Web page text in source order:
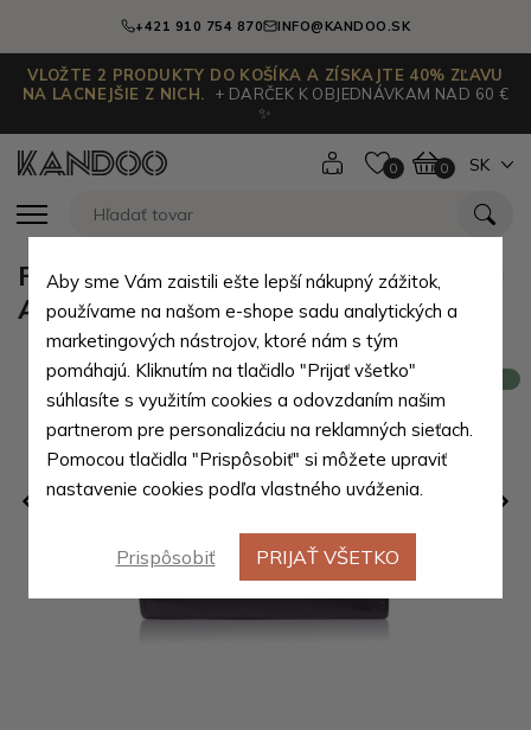
+421 910 754 870 INFO@KANDOO.SK
VLOŽTE 2 PRODUKTY DO KOŠÍKA A ZÍSKAJTE 40% ZĽAVU
NA LACNEJŠIE Z NICH.
+ DARČEK K OBJEDNÁVKAM NAD 60 €
✨
0 0 SK
Fialová dámska kožená peňaženka
Azra
Aby sme Vám zaistili ešte lepší nákupný zážitok,
používame na našom e-shope sadu analytických a
marketingových nástrojov, ktoré nám s tým
pomáhajú. Kliknutím na tlačidlo "Prijať všetko"
súhlasíte s využitím cookies a odovzdaním našim
partnerom pre personalizáciu na reklamných sieťach.
Pomocou tlačidla "Prispôsobiť" si môžete upraviť
nastavenie cookies podľa vlastného uváženia.
Prispôsobiť PRIJAŤ VŠETKO